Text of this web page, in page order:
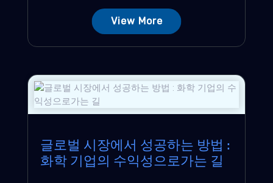
View More
글로벌 시장에서 성공하는 방법 :
화학 기업의 수익성으로가는 길